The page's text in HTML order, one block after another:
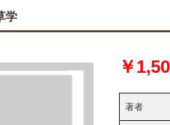
学
￥
著者